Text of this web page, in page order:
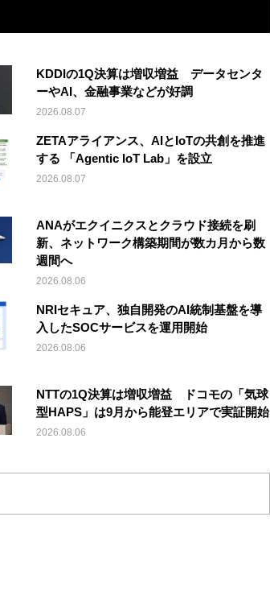
KDDIの1Q決算は増収増益 データセンタ
ーやAI、金融事業などが好調
2026.08.07
ZETAアライアンス、AIとIoTの共創を推進
する 「Agentic IoT Lab」を設立
2026.08.07
ANAがエクイニクスとクラウド接続を刷
新、ネットワーク構築期間が数カ月から数
週間へ
2026.08.06
NRIセキュア、独自開発のAI統制基盤を導
入したSOCサービスを運用開始
2026.08.06
NTTの1Q決算は増収増益 ドコモの「気球
型HAPS」は9月から能登エリアで実証開始
2026.08.06